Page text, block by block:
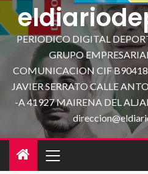
PERIODICO DIGITAL
GRUPO
COMUNICACION CIF
JAVIER SERRATO CALLE
-A 41927 MAIRENA DEL